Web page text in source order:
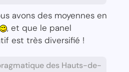
avons des moyennes en
, et que le panel
est très diversifié !
des Hauts-de-